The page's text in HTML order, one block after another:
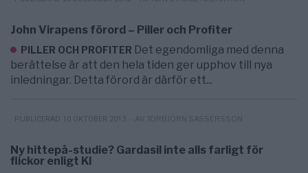
John Virapens förord – Piller och Profiter
PILLER OCH PROFITER Det egendomliga med denna
berättelse är att den hela tiden ger upphov till nya
inledningar. Detta förord är därför ett...
PUBLICERAD 10 OKTOBER 2013 - AV TORBJÖRN SASSERSSON
Ny hittepå-studie? Gardasil inte alls farligt för
flickor enligt KI